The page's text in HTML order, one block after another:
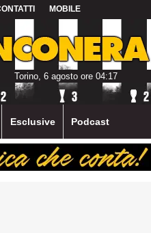
MOBILE
Torino, 6 agosto ore 04:17
Esclusive Podcast